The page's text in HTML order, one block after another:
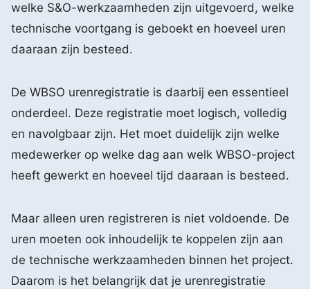
welke S&O-werkzaamheden zijn uitgevoerd, welke
technische voortgang is geboekt en hoeveel uren
daaraan zijn besteed.
De WBSO urenregistratie is daarbij een essentieel
onderdeel. Deze registratie moet logisch, volledig
en navolgbaar zijn. Het moet duidelijk zijn welke
medewerker op welke dag aan welk WBSO-project
heeft gewerkt en hoeveel tijd daaraan is besteed.
Maar alleen uren registreren is niet voldoende. De
uren moeten ook inhoudelijk te koppelen zijn aan
de technische werkzaamheden binnen het project.
Daarom is het belangrijk dat je urenregistratie